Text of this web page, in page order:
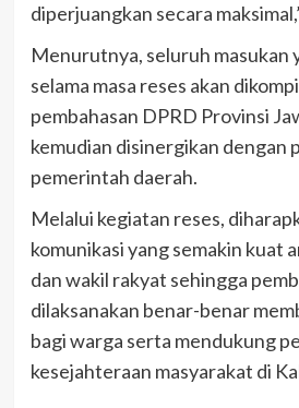
diperjuangkan secara
Menurutnya, seluruh masukan
selama masa reses akan
pembahasan DPRD Provinsi
kemudian disinergikan dengan
pemerintah daerah.
Melalui kegiatan reses,
komunikasi yang semakin kuat
dan wakil rakyat sehingga
dilaksanakan benar-benar
bagi warga serta mendukung
kesejahteraan masyarakat di